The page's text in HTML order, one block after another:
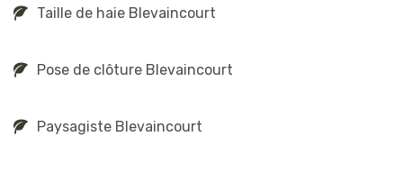
Taille de haie Blevaincourt
Pose de clôture Blevaincourt
Paysagiste Blevaincourt